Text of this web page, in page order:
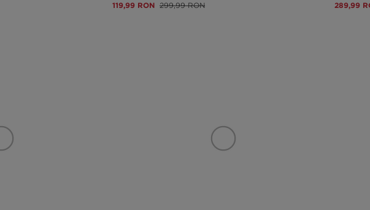
119,99 RON 299,99 RON 289,99